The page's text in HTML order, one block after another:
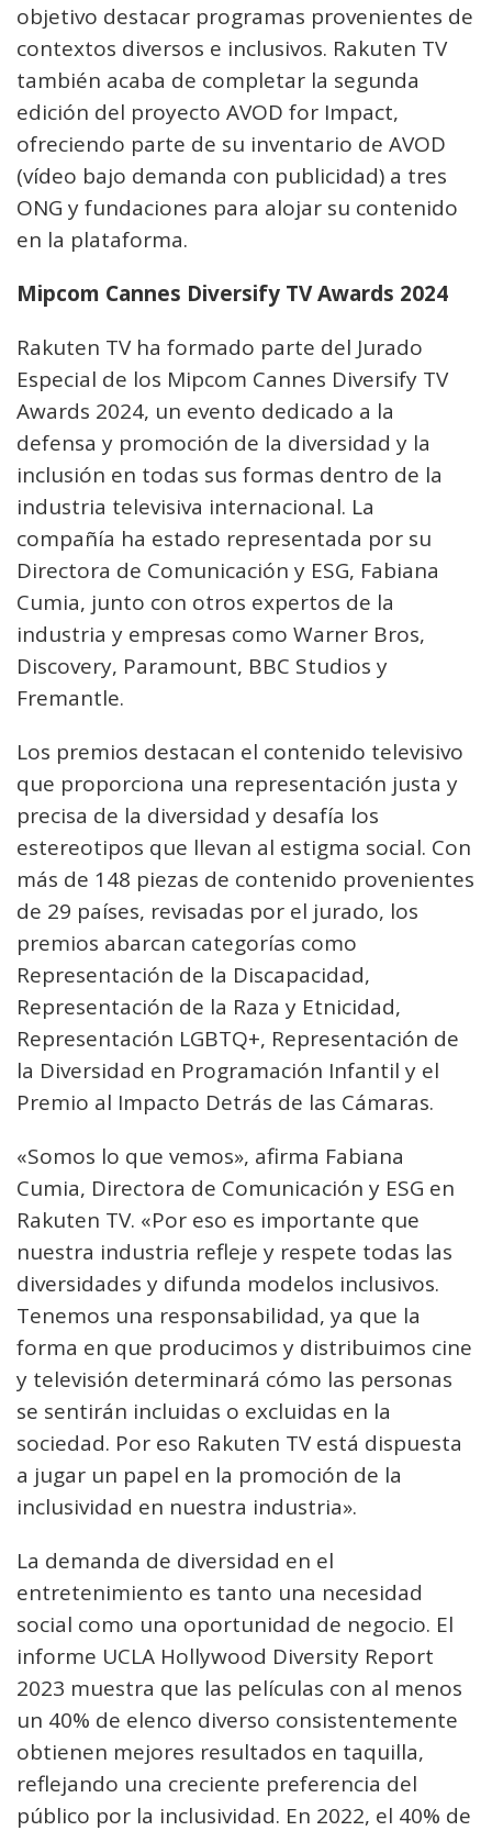
objetivo destacar programas provenientes de
contextos diversos e inclusivos. Rakuten TV
también acaba de completar la segunda
edición del proyecto AVOD for Impact,
ofreciendo parte de su inventario de AVOD
(vídeo bajo demanda con publicidad) a tres
ONG y fundaciones para alojar su contenido
en la plataforma.
Mipcom Cannes Diversify TV Awards 2024
Rakuten TV ha formado parte del Jurado
Especial de los Mipcom Cannes Diversify TV
Awards 2024, un evento dedicado a la
defensa y promoción de la diversidad y la
inclusión en todas sus formas dentro de la
industria televisiva internacional. La
compañía ha estado representada por su
Directora de Comunicación y ESG, Fabiana
Cumia, junto con otros expertos de la
industria y empresas como Warner Bros,
Discovery, Paramount, BBC Studios y
Fremantle.
Los premios destacan el contenido televisivo
que proporciona una representación justa y
precisa de la diversidad y desafía los
estereotipos que llevan al estigma social. Con
más de 148 piezas de contenido provenientes
de 29 países, revisadas por el jurado, los
premios abarcan categorías como
Representación de la Discapacidad,
Representación de la Raza y Etnicidad,
Representación LGBTQ+, Representación de
la Diversidad en Programación Infantil y el
Premio al Impacto Detrás de las Cámaras.
«Somos lo que vemos», afirma Fabiana
Cumia, Directora de Comunicación y ESG en
Rakuten TV. «Por eso es importante que
nuestra industria refleje y respete todas las
diversidades y difunda modelos inclusivos.
Tenemos una responsabilidad, ya que la
forma en que producimos y distribuimos cine
y televisión determinará cómo las personas
se sentirán incluidas o excluidas en la
sociedad. Por eso Rakuten TV está dispuesta
a jugar un papel en la promoción de la
inclusividad en nuestra industria».
La demanda de diversidad en el
entretenimiento es tanto una necesidad
social como una oportunidad de negocio. El
informe UCLA Hollywood Diversity Report
2023 muestra que las películas con al menos
un 40% de elenco diverso consistentemente
obtienen mejores resultados en taquilla,
reflejando una creciente preferencia del
público por la inclusividad. En 2022, el 40% de